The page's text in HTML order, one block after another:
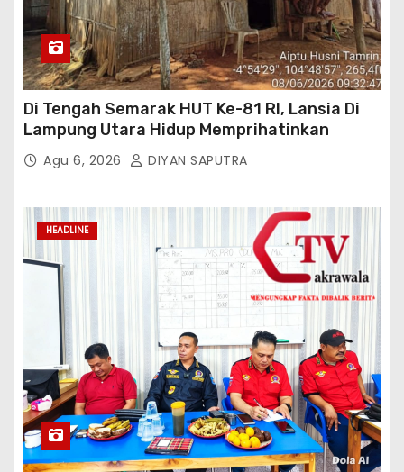
Di Tengah Semarak HUT Ke-81 RI, Lansia Di
Lampung Utara Hidup Memprihatinkan
Agu 6, 2026 DIYAN SAPUTRA
HEADLINE